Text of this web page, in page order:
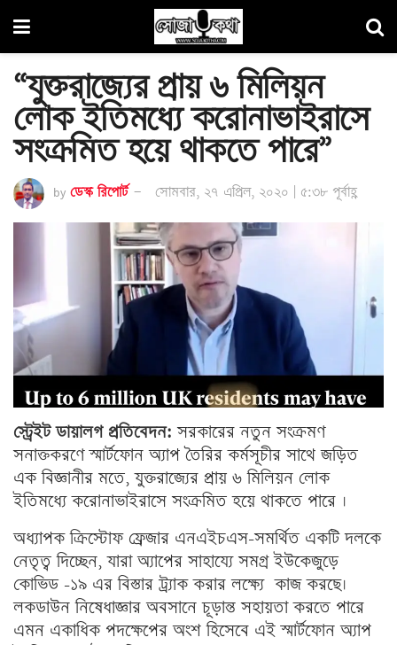
“যুক্তরাজ্যের প্রায় ৬ মিলিয়ন
লোক ইতিমধ্যে করোনাভাইরাসে
সংক্রমিত হয়ে থাকতে পারে”
by ডেস্ক রিপোর্ট সোমবার, ২৭ এপ্রিল, ২০২০ | ৫:৩৮ পূর্বাহ্ণ
স্ট্রেইট ডায়ালগ প্রতিবেদন:সরকারের নতুন সংক্রমণ
সনাক্তকরণেস্মার্টফোন অ্যাপ তৈরির কর্মসূচীর সাথে জড়িত
একবিজ্ঞানীর মতে,যুক্তরাজ্যের প্রায় ৬ মিলিয়ন লোক
ইতিমধ্যেকরোনাভাইরাসে সংক্রমিত হয়ে থাকতে পারে ।
অধ্যাপক ক্রিস্টোফ ফ্রেজার এনএইচএস-সমর্থিত একটি দলকে
নেতৃত্ব দিচ্ছেন, যারা অ্যাপের সাহায্যেসমগ্রইউকেজুড়ে
কোভিড -১৯ এর বিস্তার ট্র্যাক করার লক্ষ্যে কাজ করছে।
লকডাউন নিষেধাজ্ঞার অবসানেচূড়ান্তসহায়তা করতে পারে
এমন একাধিক পদক্ষেপের অংশ হিসেবে এই স্মার্টফোন অ্যাপ